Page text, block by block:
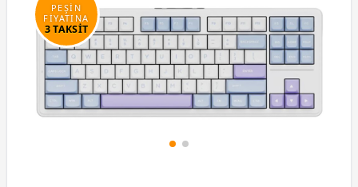
PEŞİN
FİYATINA
3 TAKSİT